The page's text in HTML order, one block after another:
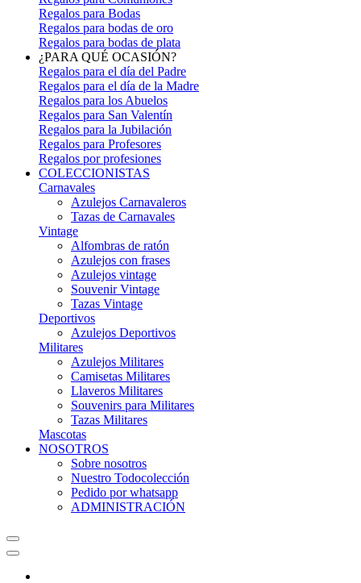
Regalos para Bodas
Regalos para bodas de oro
Regalos para bodas de plata
¿PARA QUÉ OCASIÓN?
Regalos para el día del Padre
Regalos para el día de la Madre
Regalos para los Abuelos
Regalos para San Valentín
Regalos para la Jubilación
Regalos para Profesores
Regalos por profesiones
COLECCIONISTAS
Carnavales
Azulejos Carnavaleros
Tazas de Carnavales
Vintage
Alfombras de ratón
Azulejos con frases
Azulejos vintage
Souvenir Vintage
Tazas Vintage
Deportivos
Azulejos Deportivos
Militares
Azulejos Militares
Camisetas Militares
Llaveros Militares
Souvenirs para Militares
Tazas Militares
Mascotas
NOSOTROS
Sobre nosotros
Nuestro Todocolección
Pedido por whatsapp
ADMINISTRACIÓN